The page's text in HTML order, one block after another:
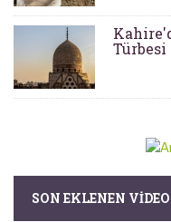
Türbesi
SON EKLENEN